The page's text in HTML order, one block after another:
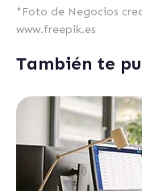
*Foto de Negocios
www.freepik.es
También te